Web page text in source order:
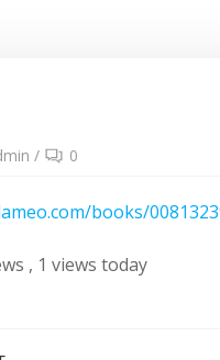
/ 0
books/
, 1 views today